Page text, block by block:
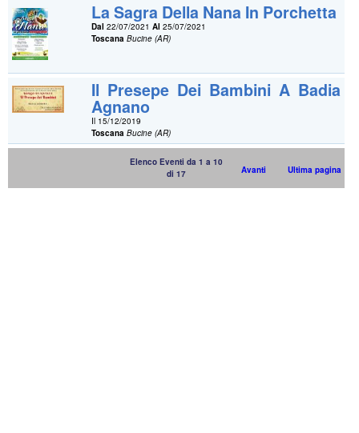
La Sagra Della Nana In Porchetta
Dal 22/07/2021Al 25/07/2021
Toscana Bucine (AR)
Il Presepe Dei Bambini A Badia
Agnano
Il 15/12/2019
Toscana Bucine (AR)
Elenco Eventi da 1 a 10
di 17
Avanti Ultima pagina